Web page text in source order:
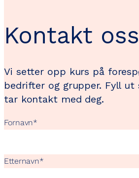
Kontakt oss
Vi setter opp kurs på
bedrifter og grupper. Fyll ut
tar kontakt med deg.
Fornavn*
Etternavn*